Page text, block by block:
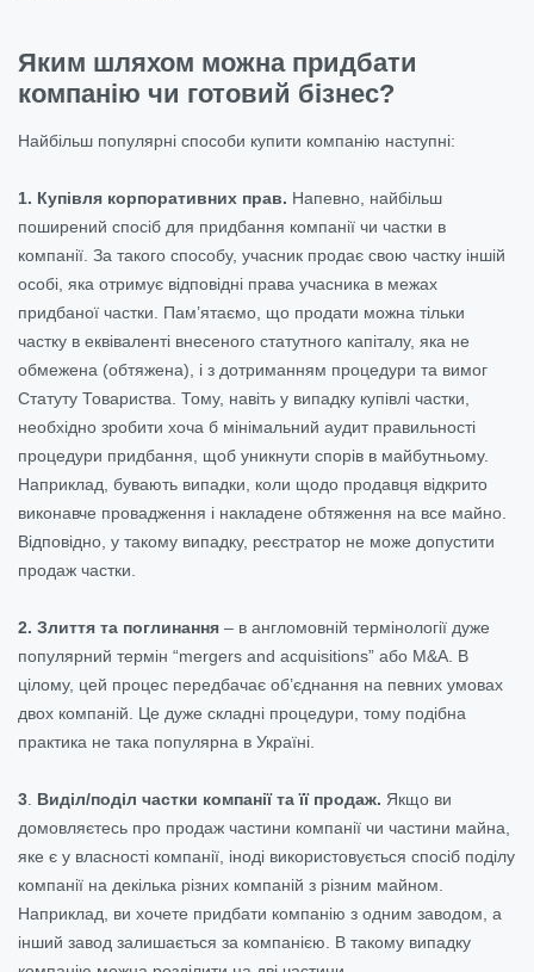
Яким шляхом можна придбати
компанію чи готовий бізнес?
Найбільш популярні способи купити компанію наступні:
1. Купівля корпоративних прав. Напевно, найбільш
поширений спосіб для придбання компанії чи частки в
компанії. За такого способу, учасник продає свою частку іншій
особі, яка отримує відповідні права учасника в межах
придбаної частки. Пам’ятаємо, що продати можна тільки
частку в еквіваленті внесеного статутного капіталу, яка не
обмежена (обтяжена), і з дотриманням процедури та вимог
Статуту Товариства. Тому, навіть у випадку купівлі частки,
необхідно зробити хоча б мінімальний аудит правильності
процедури придбання, щоб уникнути спорів в майбутньому.
Наприклад, бувають випадки, коли щодо продавця відкрито
виконавче провадження і накладене обтяження на все майно.
Відповідно, у такому випадку, реєстратор не може допустити
продаж частки.
2. Злиття та поглинання – в англомовній термінології дуже
популярний термін “mergers and acquisitions” або M&A. В
цілому, цей процес передбачає об’єднання на певних умовах
двох компаній. Це дуже складні процедури, тому подібна
практика не така популярна в Україні.
3 Виділ/поділ частки компанії та її продаж. Якщо ви
домовляєтесь про продаж частини компанії чи частини майна,
яке є у власності компанії, іноді використовується спосіб поділу
компанії на декілька різних компаній з різним майном.
Наприклад, ви хочете придбати компанію з одним заводом, а
інший завод залишається за компанією. В такому випадку